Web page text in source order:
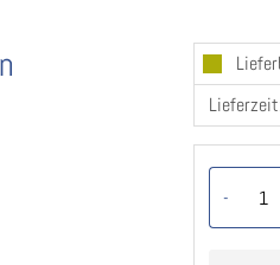
-